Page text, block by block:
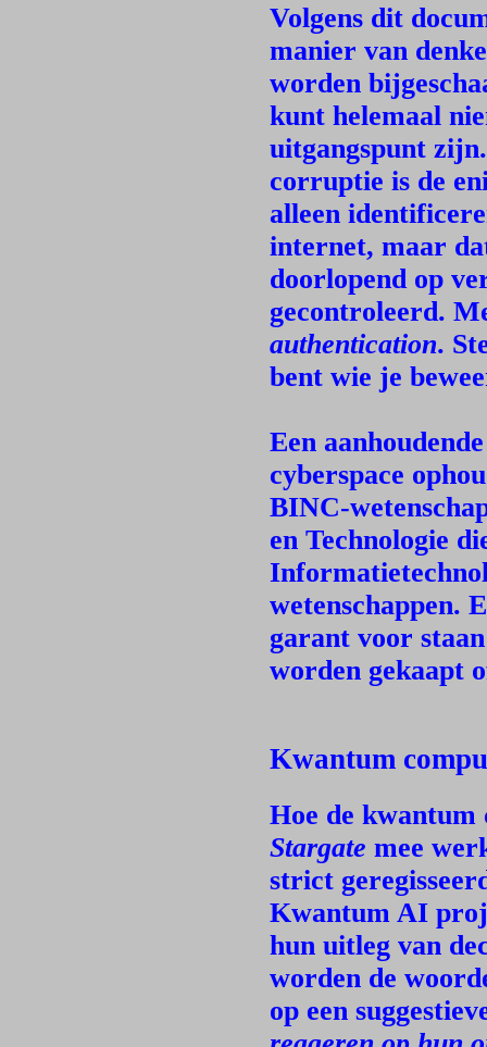
Volgens dit
manier van
worden
kunt helemaal
uitgangspunt
corruptie is de
alleen
internet, maar
doorlopend op
gecontroleerd.
authentication.
bent wie je
Een
cyberspace
BINC-
en Technologie
wetenschappen.
garant voor
worden gekaapt
Kwantum
Hoe de kwantum
Stargate mee
strict
Kwantum AI
hun uitleg van
worden de
op een